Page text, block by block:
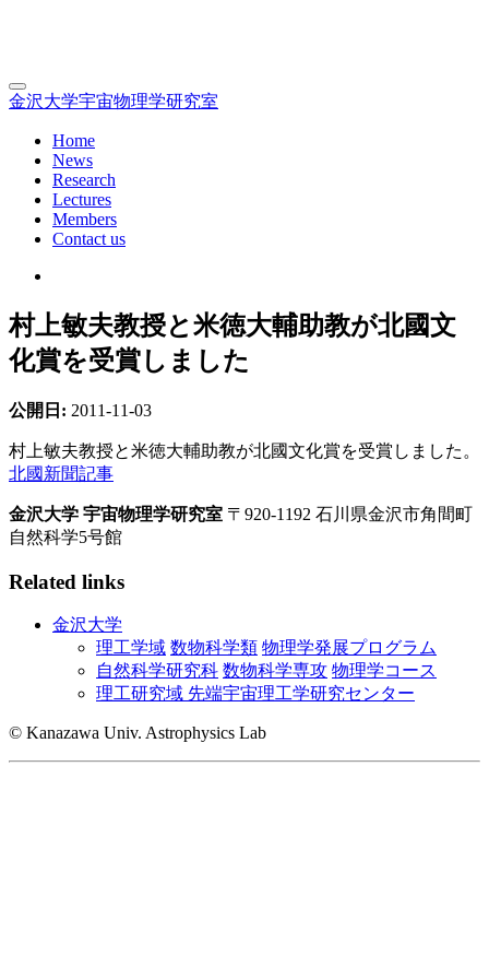
金沢大学宇宙物理学研究室
Home
News
Research
Lectures
Members
Contact us
村上敏夫教授と米徳大輔助教が北國文
化賞を受賞しました
公開日: 2011-11-03
村上敏夫教授と米徳大輔助教が北國文化賞を受賞しました。
北國新聞記事
金沢大学 宇宙物理学研究室 〒920-1192 石川県金沢市角間町
自然科学5号館
Related links
金沢大学
理工学域 数物科学類 物理学発展プログラム
自然科学研究科 数物科学専攻 物理学コース
理工研究域 先端宇宙理工学研究センター
© Kanazawa Univ. Astrophysics Lab